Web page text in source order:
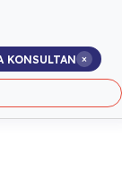
KONSULTAN ×